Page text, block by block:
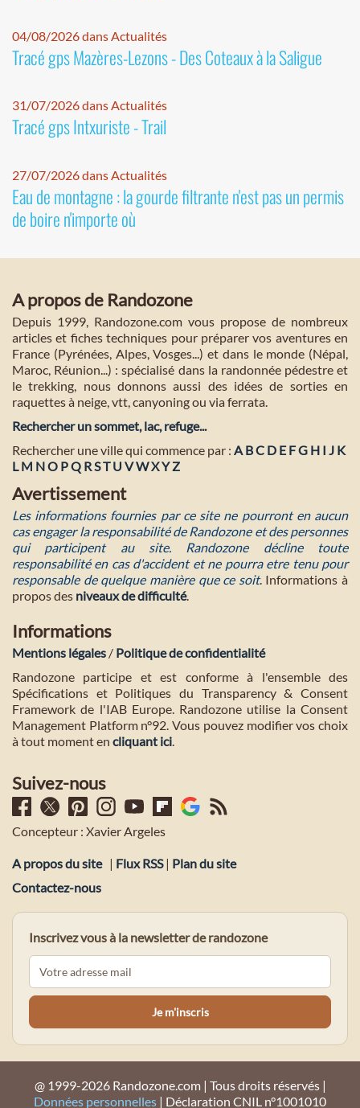
04/08/2026 dans Actualités
Tracé gps Mazères-Lezons - Des Coteaux à la Saligue
31/07/2026 dans Actualités
Tracé gps Intxuriste - Trail
27/07/2026 dans Actualités
Eau de montagne : la gourde filtrante n'est pas un permis
de boire n'importe où
A propos de Randozone
Depuis 1999, Randozone.com vous propose de nombreux
articles et fiches techniques pour préparer vos aventures en
France (Pyrénées, Alpes, Vosges...) et dans le monde (Népal,
Maroc, Réunion...) : spécialisé dans la randonnée pédestre et
le trekking, nous donnons aussi des idées de sorties en
raquettes à neige, vtt, canyoning ou via ferrata.
Rechercher un sommet, lac, refuge...
Rechercher une ville qui commence par : A BC D E FG H I J K
L M NO PQ R ST U VWXY Z
Avertissement
Les informations fournies par ce site ne pourront en aucun
cas engager la responsabilité de Randozone et des personnes
qui participent au site. Randozone décline toute
responsabilité en cas d'accident et ne pourra etre tenu pour
responsable de quelque manière que ce soit. Informations à
propos des niveaux de difficulté.
Informations
Mentions légales / Politique de confidentialité
Randozone participe et est conforme à l'ensemble des
Spécifications et Politiques du Transparency & Consent
Framework de l'IAB Europe. Randozone utilise la Consent
Management Platform n°92. Vous pouvez modifier vos choix
à tout moment en cliquant ici
Suivez-nous
Concepteur : Xavier Argeles
A propos du site | Flux RSS| Plan du site
Contactez-nous
Inscrivez vous à la newsletter de randozone
@ 1999-2026 Randozone.com | Tous droits réservés |
Données personnelles | Déclaration CNIL n°1001010